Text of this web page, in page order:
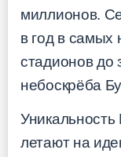
миллионов.
в год в
стадионов
небоскрёба
Уникальность
летают на